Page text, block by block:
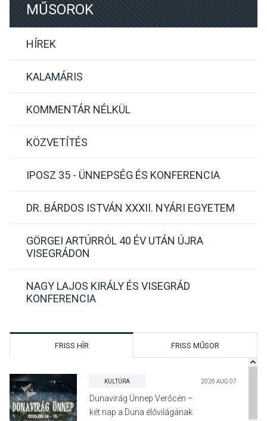
MŰSOROK
HÍREK
KALAMÁRIS
KOMMENTÁR NÉLKÜL
KÖZVETÍTÉS
IPOSZ 35 - ÜNNEPSÉG ÉS KONFERENCIA
DR. BÁRDOS ISTVÁN XXXII. NYÁRI EGYETEM
GÖRGEI ARTÚRRÓL 40 ÉV UTÁN ÚJRA
VISEGRÁDON
NAGY LAJOS KIRÁLY ÉS VISEGRÁD
KONFERENCIA
FRISS HÍR FRISS MŰSOR
KULTÚRA 2026 AUG 07
Dunavirág Ünnep Verőcén –
két nap a Duna élővilágának